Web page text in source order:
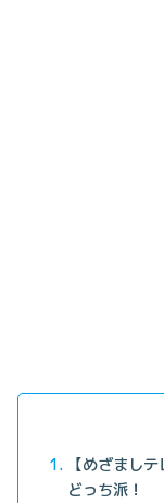
【めざまし
どっち派！